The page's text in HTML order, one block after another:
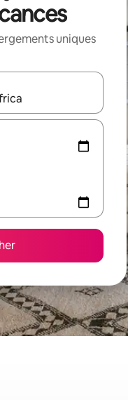
uniques
utilisez les flèches vers